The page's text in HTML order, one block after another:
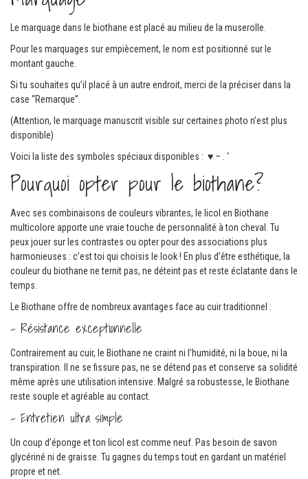
Le marquage dans le biothane est placé au milieu de la muserolle.
Pour les marquages sur empiècement, le nom est positionné sur le
montant gauche.
Si tu souhaites qu’il placé à un autre endroit, merci de la préciser dans la
case “Remarque”.
(Attention, le marquage manuscrit visible sur certaines photo n’est plus
disponible)
Voici la liste des symboles spéciaux disponibles : ♥ – . ‘
Pourquoi opter pour le biothane?
Avec ses combinaisons de couleurs vibrantes, le licol en Biothane
multicolore apporte une vraie touche de personnalité à ton cheval. Tu
peux jouer sur les contrastes ou opter pour des associations plus
harmonieuses : c’est toi qui choisis le look ! En plus d’être esthétique, la
couleur du biothane ne ternit pas, ne déteint pas et reste éclatante dans le
temps.
Le Biothane offre de nombreux avantages face au cuir traditionnel :
– Résistance exceptionnelle
Contrairement au cuir, le Biothane ne craint ni l’humidité, ni la boue, ni la
transpiration. Il ne se fissure pas, ne se détend pas et conserve sa solidité
même après une utilisation intensive. Malgré sa robustesse, le Biothane
reste souple et agréable au contact.
– Entretien ultra simple
Un coup d’éponge et ton licol est comme neuf. Pas besoin de savon
glycériné ni de graisse. Tu gagnes du temps tout en gardant un matériel
propre et net.